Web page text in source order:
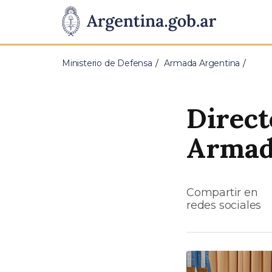
Presidencia
de
Pasar al contenido principal
Ministerio de Defensa Armada Argentina
Compartir en
redes sociales